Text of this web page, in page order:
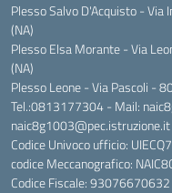
Plesso Salvo D'Acquisto - Via
(NA)
Plesso Elsa Morante - Via
(NA)
Plesso Leone - Via Pascoli -
Tel.:0813177304 - Mail:
naic8g1003@pec.istruzione.it
Codice Univoco ufficio: UIECQ7
codice Meccanografico:
Codice Fiscale: 93076670632